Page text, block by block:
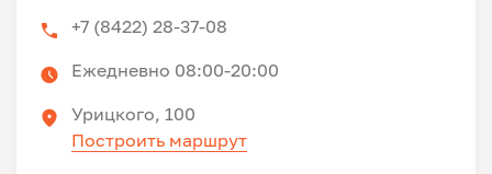
+7 (8422) 28-37-08
Ежедневно 08:00-20:00
Урицкого, 100
Построить маршрут